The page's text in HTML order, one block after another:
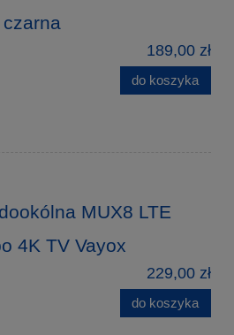
189,00 zł
do koszyka
MUX8 LTE
4K TV Vayox
229,00 zł
do koszyka